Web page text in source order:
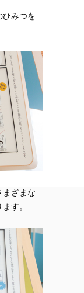
ひみつを
まざまな
す。